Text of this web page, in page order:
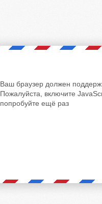
Ваш браузер должен
Пожалуйста, включите
попробуйте ещё раз